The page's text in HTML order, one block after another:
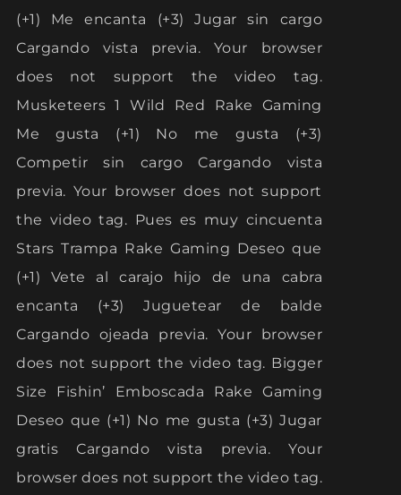
(+1) Me encanta (+3) Jugar sin cargo
Cargando vista previa. Your browser
does not support the video tag.
Musketeers 1 Wild Red Rake Gaming
Me gusta (+1) No me gusta (+3)
Competir sin cargo Cargando vista
previa. Your browser does not support
the video tag. Pues es muy cincuenta
Stars Trampa Rake Gaming Deseo que
(+1) Vete al carajo hijo de una cabra
encanta (+3) Juguetear de balde
Cargando ojeada previa. Your browser
does not support the video tag. Bigger
Size Fishin’ Emboscada Rake Gaming
Deseo que (+1) No me gusta (+3) Jugar
gratis Cargando vista previa. Your
browser does not support the video tag.